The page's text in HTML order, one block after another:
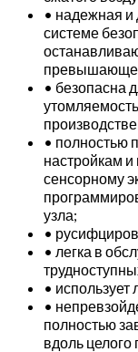
• надежная и
системе
• безопасна
• полностью
настройкам
сенсорному
узла;
•
• легка в
•
•
полностью
вдоль целого